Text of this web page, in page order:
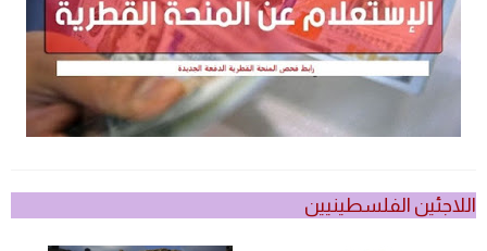
اللاجئين الفلسطينيين